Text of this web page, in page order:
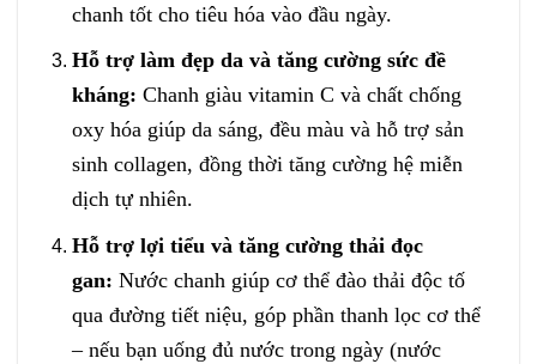
chanh tốt cho tiêu hóa vào đầu ngày.
Hỗ trợ làm đẹp da và tăng cường sức đề
kháng: Chanh giàu vitamin C và chất chống
oxy hóa giúp da sáng, đều màu và hỗ trợ sản
sinh collagen, đồng thời tăng cường hệ miễn
dịch tự nhiên.
Hỗ trợ lợi tiểu và tăng cường thải đọc
gan: Nước chanh giúp cơ thể đào thải độc tố
qua đường tiết niệu, góp phần thanh lọc cơ thể
– nếu bạn uống đủ nước trong ngày (nước